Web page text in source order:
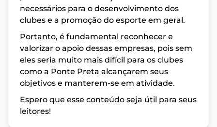
necessários para o desenvolvimento dos
clubes e a promoção do esporte em geral.
Portanto, é fundamental reconhecer e
valorizar o apoio dessas empresas, pois sem
eles seria muito mais difícil para os clubes
como a Ponte Preta alcançarem seus
objetivos e manterem-se em atividade.
Espero que esse conteúdo seja útil para seus
leitores!